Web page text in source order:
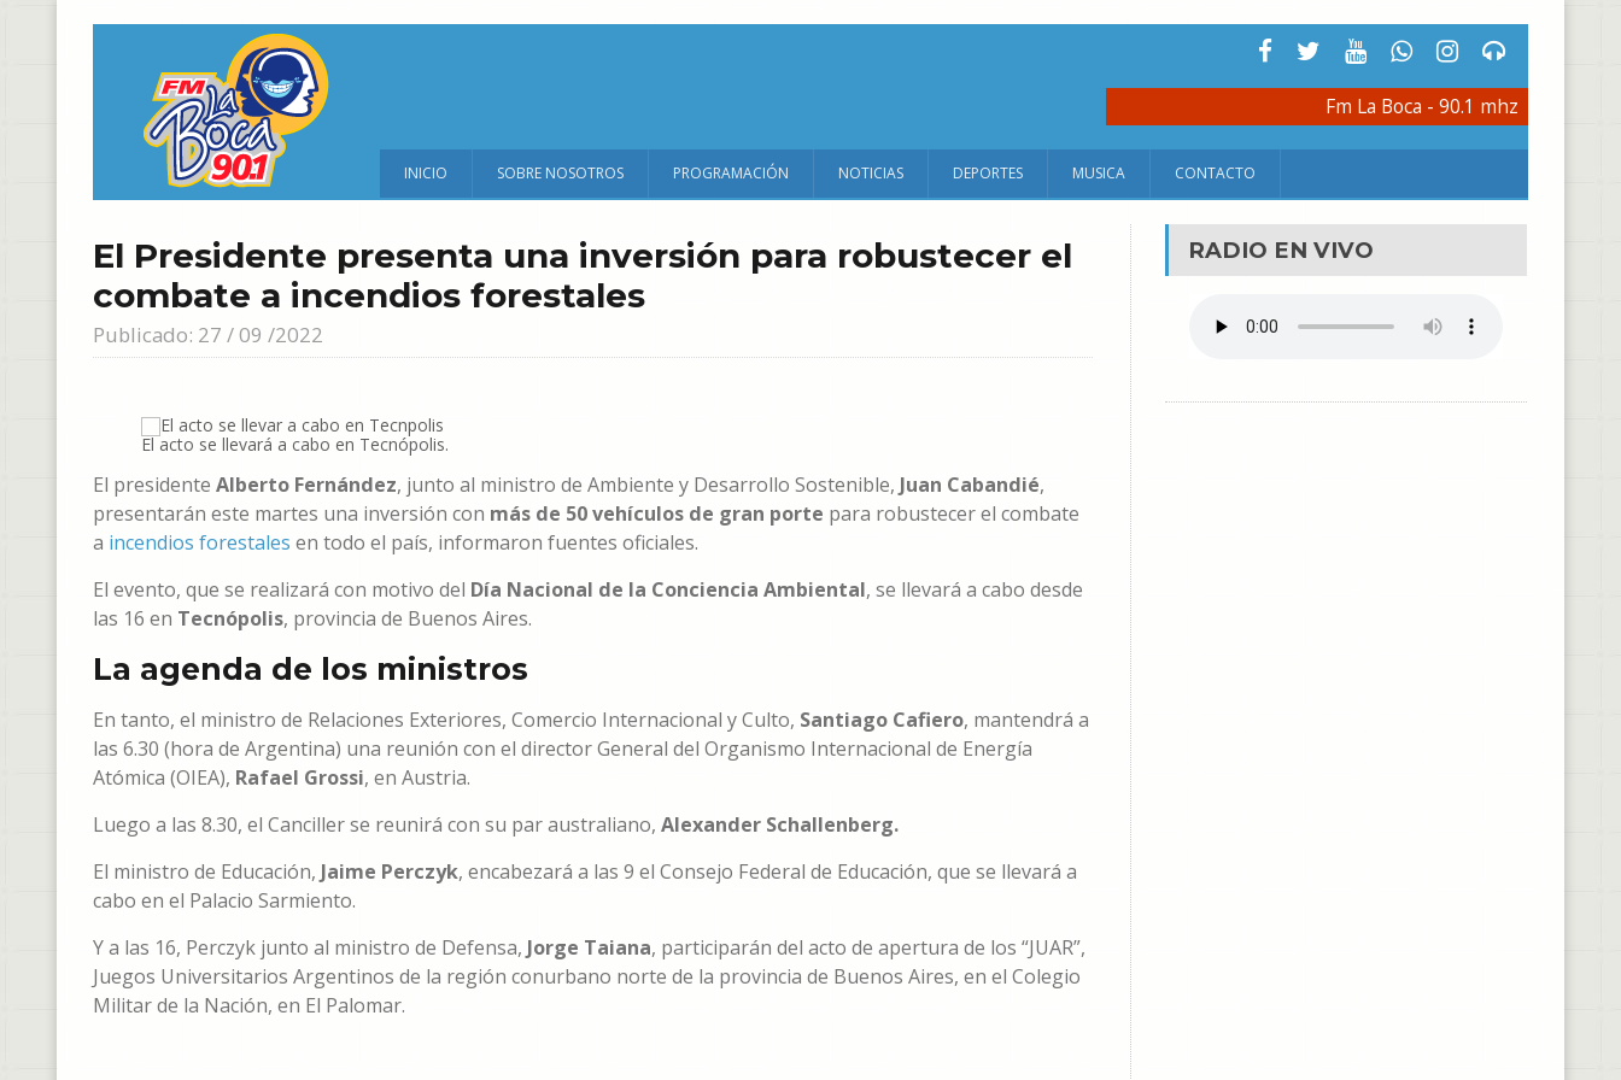
Fm La Boca - 90.1 mhz
INICIO SOBRE NOSOTROS PROGRAMACIÓN NOTICIAS DEPORTES MUSICA CONTACTO
El Presidente presenta una inversión para robustecer el
combate a incendios forestales
Publicado: 27 / 09 /2022
El acto se llevará a cabo en Tecnópolis.
El presidente Alberto Fernández, junto al ministro de Ambiente y Desarrollo Sostenible, Juan Cabandié,
presentarán este martes una inversión con más de 50 vehículos de gran porte para robustecer el combate
a incendios forestales en todo el país, informaron fuentes oficiales.
El evento, que se realizará con motivo del Día Nacional de la Conciencia Ambiental, se llevará a cabo desde
las 16 en Tecnópolis, provincia de Buenos Aires.
La agenda de los ministros
En tanto, el ministro de Relaciones Exteriores, Comercio Internacional y Culto, Santiago Cafiero, mantendrá a
las 6.30 (hora de Argentina) una reunión con el director General del Organismo Internacional de Energía
Atómica (OIEA), Rafael Grossi, en Austria.
Luego a las 8.30, el Canciller se reunirá con su par australiano, Alexander Schallenberg.
El ministro de Educación, Jaime Perczyk, encabezará a las 9 el Consejo Federal de Educación, que se llevará a
cabo en el Palacio Sarmiento.
Y a las 16, Perczyk junto al ministro de Defensa, Jorge Taiana, participarán del acto de apertura de los “JUAR”,
Juegos Universitarios Argentinos de la región conurbano norte de la provincia de Buenos Aires, en el Colegio
Militar de la Nación, en El Palomar.
RADIO EN VIVO